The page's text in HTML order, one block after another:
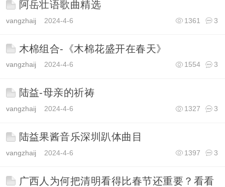
阿岳壮语歌曲精选
vangzhaij 2024-4-6 3
1361
木棉组合-《木棉花盛开在春天》
vangzhaij 2024-4-6 3
1554
陆益-母亲的祈祷
vangzhaij 2024-4-6 3
1327
陆益果酱音乐深圳趴体曲目
vangzhaij 2024-4-6 3
1397
广西人为何把清明看得比春节还重要？看看